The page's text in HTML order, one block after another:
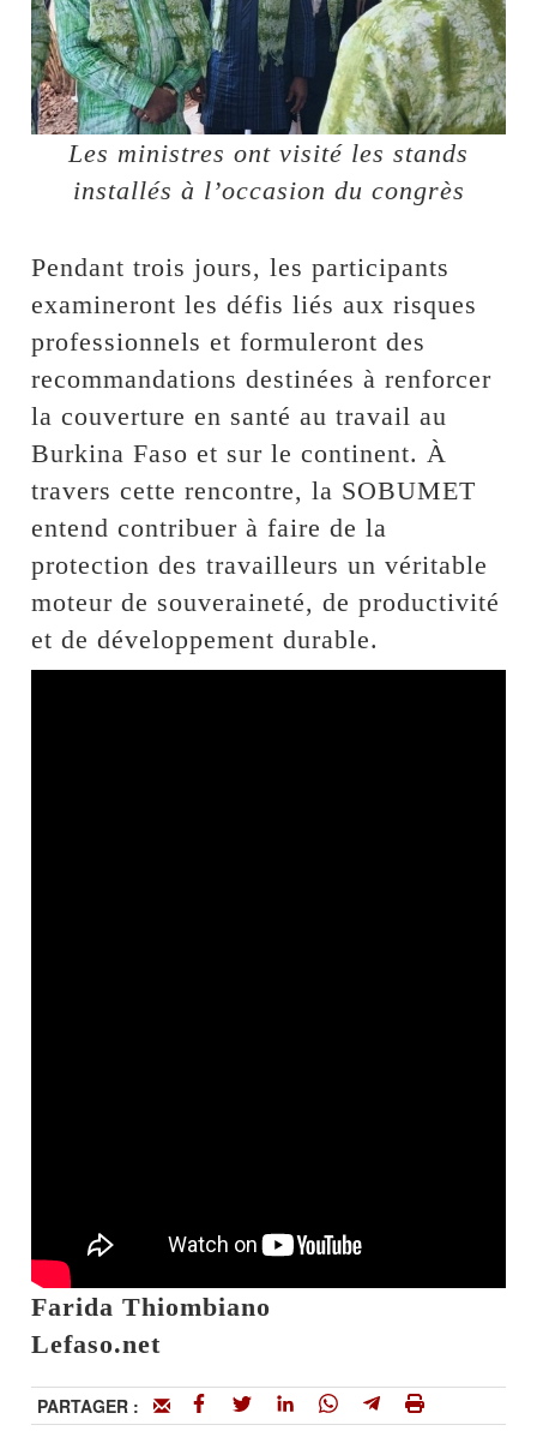
Les ministres ont visité les stands
installés à l’occasion du congrès
Pendant trois jours, les participants
examineront les défis liés aux risques
professionnels et formuleront des
recommandations destinées à renforcer
la couverture en santé au travail au
Burkina Faso et sur le continent. À
travers cette rencontre, la SOBUMET
entend contribuer à faire de la
protection des travailleurs un véritable
moteur de souveraineté, de productivité
et de développement durable.
Farida Thiombiano
Lefaso.net
PARTAGER :